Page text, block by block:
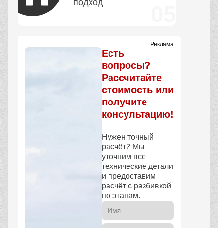
подход
Реклама
Есть
вопросы?
Рассчитайте
стоимость или
получите
консультацию!
Нужен точный
расчёт? Мы
уточним все
технические детали
и предоставим
расчёт с разбивкой
по этапам.